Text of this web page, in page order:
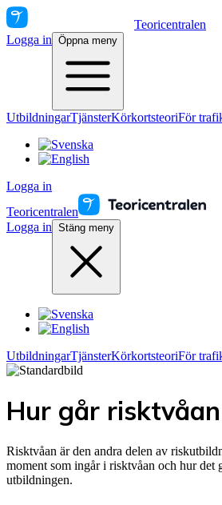
Teoricentralen
Logga in Öppna meny
UtbildningarTjänsterKörkortsteoriFör
Logga in
Teoricentralen
Logga in Stäng meny
UtbildningarTjänsterKörkortsteoriFör
Hur går
Risktvåan är den andra delen av
moment som ingår i risktvåan och hur det
utbildningen.